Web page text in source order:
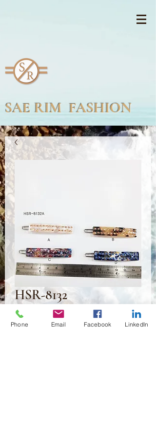
SAE RIM FASHION
HSR-8132
US$2.00
가
격
Phone Email Facebook LinkedIn